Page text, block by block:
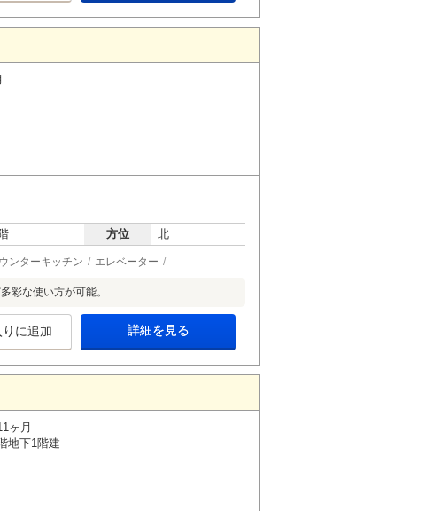
方位 北
ンターキッチン エレベーター
彩な使い方が可能。
に追加 詳細を見る
ヶ月
地下1階建